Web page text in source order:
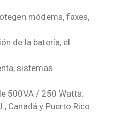
módems, faxes,
de la batería, el
sistemas
500VA / 250 Watts.
Canadá y Puerto Rico